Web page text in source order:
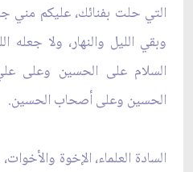
التي حلت بفنائك، عليكم مني
وبقي الليل والنهار، ولا جعله
السلام على الحسين وعلى
الحسين وعلى أصحاب الحسين.
السادة العلماء، الإخوة